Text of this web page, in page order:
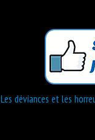
Les déviances et les